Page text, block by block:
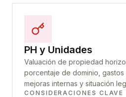
PH y Unidades
Valuación de propiedad
porcentaje de dominio,
mejoras internas y situación
CONSIDERACIONES CLAVE